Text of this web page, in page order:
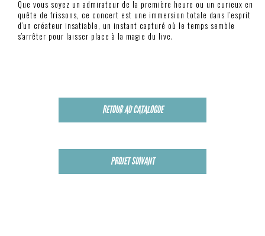
Que vous soyez un admirateur de la première heure ou un curieux en
quête de frissons, ce concert est une immersion totale dans l’esprit
d’un créateur insatiable, un instant capturé où le temps semble
s’arrêter pour laisser place à la magie du live.
RETOUR AU CATALOGUE
PROJET SUIVANT